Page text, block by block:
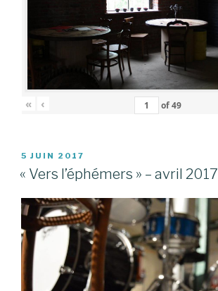
« ‹ of49
PUBLIÉ
LE
5 JUIN 2017
« Vers l’éphémers » – avril 2017